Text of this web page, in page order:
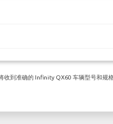
收到准确的 Infinity QX60 车辆型号和规